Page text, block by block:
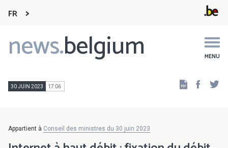
FR
news.belgium MENU
Main
navigation
30 JUIN 2023 17:06
Appartient à Conseil des ministres du 30 juin 2023